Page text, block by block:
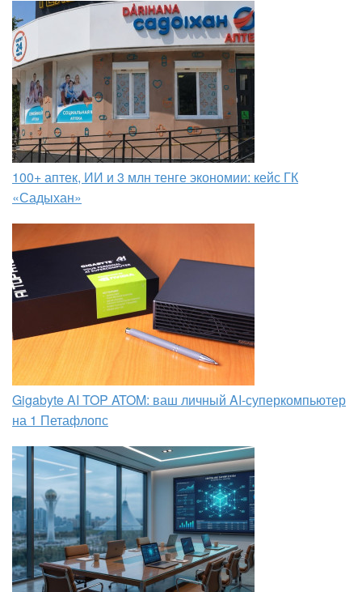
100+ аптек, ИИ и 3 млн тенге экономии: кейс ГК
«Садыхан»
Gigabyte AI TOP ATOM: ваш личный AI-суперкомпьютер
на 1 Петафлопс